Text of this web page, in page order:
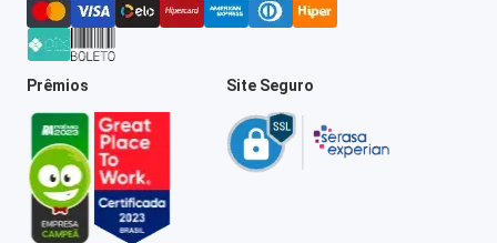
Prêmios Site Seguro